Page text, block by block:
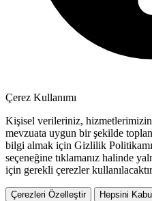
Çerez Kullanımı
Kişisel verileriniz,
mevzuata uygun bir şekilde
bilgi almak için Gizlilik
seçeneğine tıklamanız halinde
için gerekli çerezler
Çerezleri Özelleştir Hepsini